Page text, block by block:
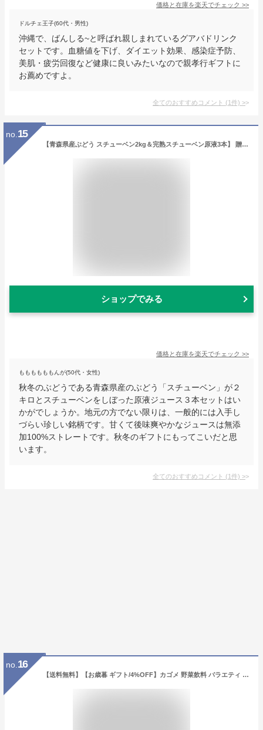
価格と在庫を楽天でチェック >>
ドルチェ王子(60代・男性)
沖縄で、ばんしる~と呼ばれ親しまれているグアバドリンク
セットです。血糖値を下げ、ダイエット効果、感染症予防、
美肌・疲労回復など健康に良いみたいなので親孝行ギフトに
お薦めですよ。
全てのおすすめコメント (1件) >
no. 15
【青森県産ぶどう スチューベン2kg＆完熟スチューベン原液3本】 贈答用 送料無料 ギフトに一押し♪ジュースになったらポリフェノールはワイン以上っ！ストレートスチューベンジュースの豪華セット 鶴田町産 [※産地直送のため同梱不可]
ショップでみる
価格と在庫を楽天でチェック >>
ももももももんが(50代・女性)
秋冬のぶどうである青森県産のぶどう「スチューベン」が２
キロとスチューベンをしぼった原液ジュース３本セットはい
かがでしょうか。地元の方でない限りは、一般的には入手し
づらい珍しい銘柄です。甘くて後味爽やかなジュースは無添
加100%ストレートです。秋冬のギフトにもってこいだと思
います。
全てのおすすめコメント (1件) >
no. 16
【送料無料】【お歳暮 ギフト/4%OFF】カゴメ 野菜飲料 バラエティ ギフト(40本) KYJ-50R【野菜生活 ジュース 詰め合わせ ジュース 紙パック KAGOME 飲み物 ギフト】【内祝い お返し 出産内祝い 結婚 快気祝い 新築】【お歳暮 ジュース ギフト お祝い返し】